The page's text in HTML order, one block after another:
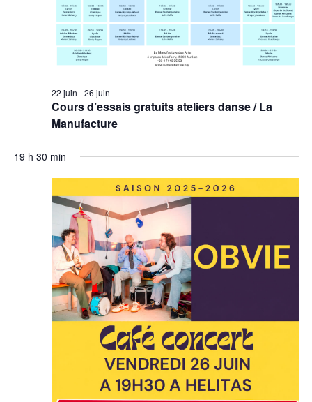
Cours d’essais gratuits ateliers danse / La
Manufacture
22 juin -26 juin
19 h 30 min